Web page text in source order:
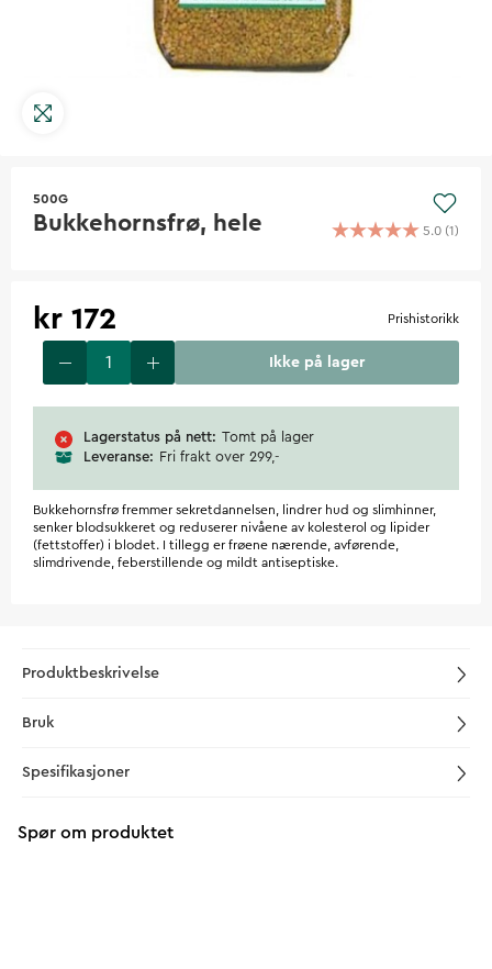
500G
Bukkehornsfrø, hele 5.0 (1)
kr 172 Prishistorikk
Ikke på lager
Lagerstatus på nett
Tomt på lager
Leveranse
Fri frakt over 299,-
Bukkehornsfrø fremmer sekretdannelsen, lindrer hud og slimhinner,
senker blodsukkeret og reduserer nivåene av kolesterol og lipider
(fettstoffer) i blodet. I tillegg er frøene nærende, avførende,
slimdrivende, feberstillende og mildt antiseptiske.
Produktbeskrivelse
Bruk
Spesifikasjoner
Spør om produktet